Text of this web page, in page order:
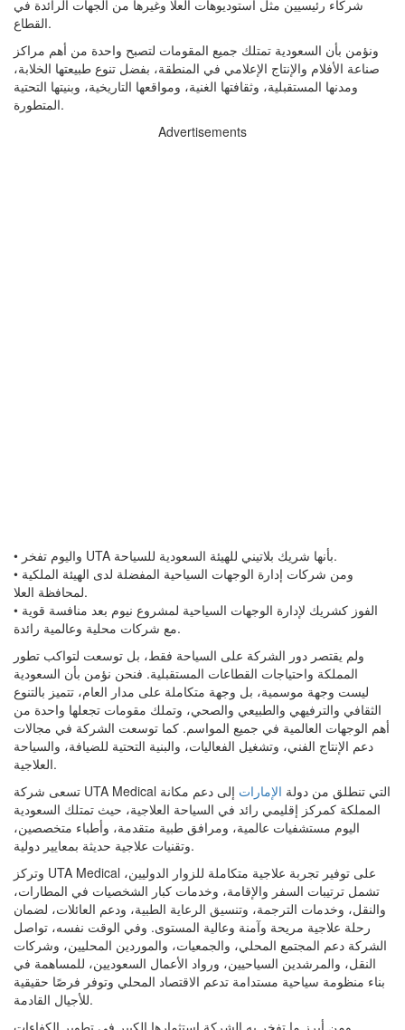
شركاء رئيسيين مثل استوديوهات العلا وغيرها من الجهات الرائدة في
القطاع.
ونؤمن بأن السعودية تمتلك جميع المقومات لتصبح واحدة من أهم مراكز
صناعة الأفلام والإنتاج الإعلامي في المنطقة، بفضل تنوع طبيعتها الخلابة،
ومدنها المستقبلية، وثقافتها الغنية، ومواقعها التاريخية، وبنيتها التحتية
المتطورة.
Advertisements
• واليوم تفخر UTA بأنها شريك بلاتيني للهيئة السعودية للسياحة.
• ومن شركات إدارة الوجهات السياحية المفضلة لدى الهيئة الملكية
لمحافظة العلا.
• الفوز كشريك لإدارة الوجهات السياحية لمشروع نيوم بعد منافسة قوية
مع شركات محلية وعالمية رائدة.
ولم يقتصر دور الشركة على السياحة فقط، بل توسعت لتواكب تطور
المملكة واحتياجات القطاعات المستقبلية. فنحن نؤمن بأن السعودية
ليست وجهة موسمية، بل وجهة متكاملة على مدار العام، تتميز بالتنوع
الثقافي والترفيهي والطبيعي والصحي، وتملك مقومات تجعلها واحدة من
أهم الوجهات العالمية في جميع المواسم. كما توسعت الشركة في مجالات
دعم الإنتاج الفني، وتشغيل الفعاليات، والبنية التحتية للضيافة، والسياحة
العلاجية.
تسعى شركة UTA Medical التي تنطلق من دولة الإمارات إلى دعم مكانة
المملكة كمركز إقليمي رائد في السياحة العلاجية، حيث تمتلك السعودية
اليوم مستشفيات عالمية، ومرافق طبية متقدمة، وأطباء متخصصين،
وتقنيات علاجية حديثة بمعايير دولية.
وتركز UTA Medical على توفير تجربة علاجية متكاملة للزوار الدوليين،
تشمل ترتيبات السفر والإقامة، وخدمات كبار الشخصيات في المطارات،
والنقل، وخدمات الترجمة، وتنسيق الرعاية الطبية، ودعم العائلات، لضمان
رحلة علاجية مريحة وآمنة وعالية المستوى. وفي الوقت نفسه، تواصل
الشركة دعم المجتمع المحلي، والجمعيات، والموردين المحليين، وشركات
النقل، والمرشدين السياحيين، ورواد الأعمال السعوديين، للمساهمة في
بناء منظومة سياحية مستدامة تدعم الاقتصاد المحلي وتوفر فرصًا حقيقية
للأجيال القادمة.
ومن أبرز ما تفخر به الشركة استثمارها الكبير في تطوير الكفاءات